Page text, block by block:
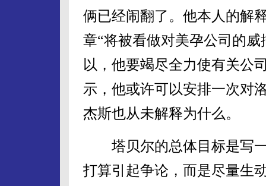
俩已经闹翻了。他本人的解
章“将被看做对美孕公司的
以，他要竭尽全力使有关公
示，他或许可以安排一次对
杰斯也从未解释为什么。
塔贝尔的总体目标是写一
打算引起争论，而是尽量生